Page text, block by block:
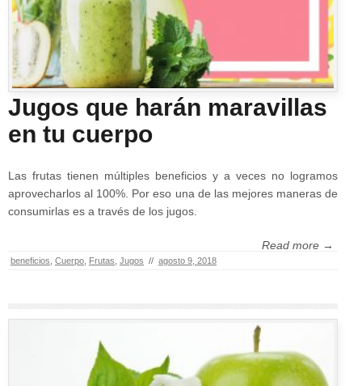
Jugos que harán maravillas
en tu cuerpo
Las frutas tienen múltiples beneficios y a veces no logramos
aprovecharlos al 100%. Por eso una de las mejores maneras de
consumirlas es a través de los jugos.
Read more →
beneficios Cuerpo Frutas Jugos // agosto 9, 2018